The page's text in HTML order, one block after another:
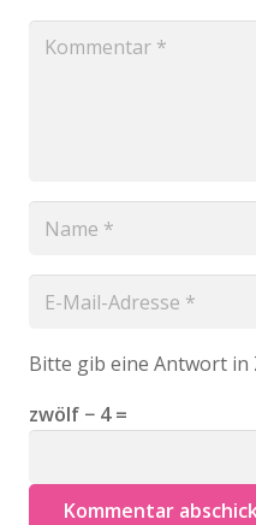
Bitte gib eine Antwort in
zwölf − 4 =
Kommentar